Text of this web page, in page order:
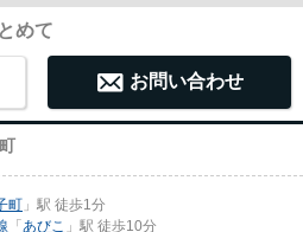
めて
お問い合わせ
町 」駅 徒歩1分
「あびこ 」駅 徒歩10分